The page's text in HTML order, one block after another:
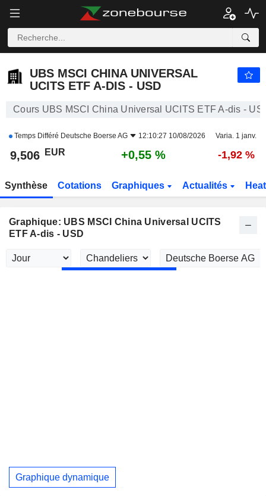
UBS MSCI CHINA UNIVERSAL
UCITS ETF A-DIS - USD
Cours UBS MSCI China Universal UCITS ETF A-dis -
Temps Différé Deutsche Boerse AG 12:10:27 10/08/2026 Varia. 1 janv.
9,506 EUR +0,55 % -1,92 %
Synthèse Cotations Graphiques Actualités
Graphique: UBS MSCI China Universal UCITS
ETF A-dis - USD
Graphique dynamique